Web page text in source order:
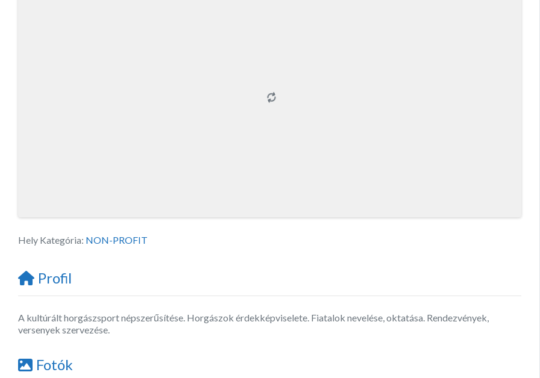
Hely Kategória: NON-PROFIT
Profil
A kultúrált horgászsport népszerűsítése. Horgászok érdekképviselete. Fiatalok nevelése, oktatása. Rendezvények,
versenyek szervezése.
Fotók